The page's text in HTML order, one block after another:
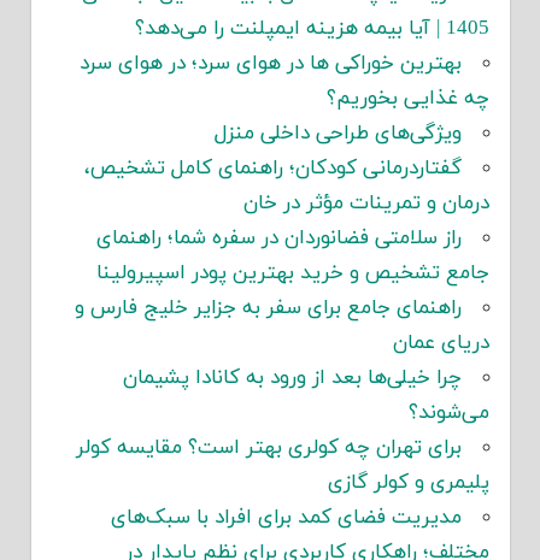
1405 | آیا بیمه هزینه ایمپلنت را می‌دهد؟
بهترین خوراکی ها در هوای سرد؛ در هوای سرد
چه غذایی بخوریم؟
ویژگی‌های طراحی داخلی منزل
گفتاردرمانی کودکان؛ راهنمای کامل تشخیص،
درمان و تمرینات مؤثر در خان
راز سلامتی فضانوردان در سفره شما؛ راهنمای
جامع تشخیص و خرید بهترین پودر اسپیرولینا
راهنمای جامع برای سفر به جزایر خلیج فارس و
دریای عمان
چرا خیلی‌ها بعد از ورود به کانادا پشیمان
می‌شوند؟
برای تهران چه کولری بهتر است؟ مقایسه کولر
پلیمری و کولر گازی
مدیریت فضای کمد برای افراد با سبک‌های
مختلف؛ راهکاری کاربردی برای نظم پایدار در